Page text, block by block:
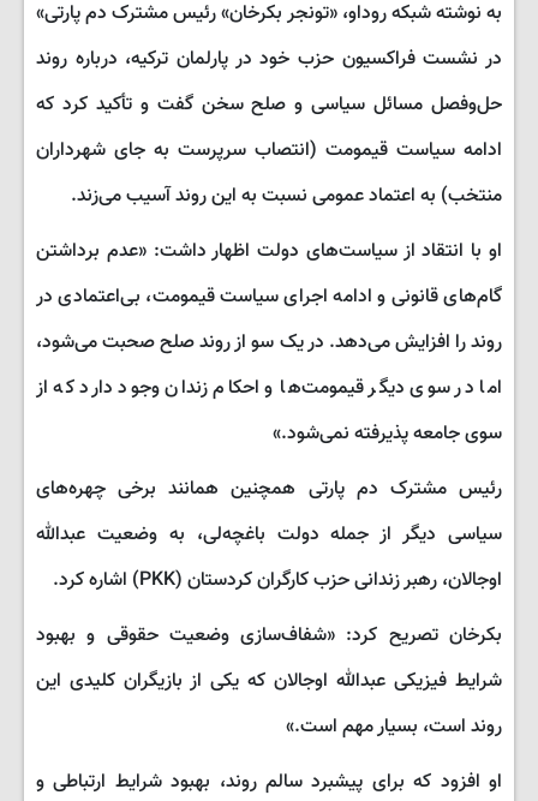
به نوشته شبکه روداو، «تونجر بکرخان» رئیس مشترک دم پارتی»
در نشست فراکسیون حزب خود در پارلمان ترکیه، درباره روند
حل‌وفصل مسائل سیاسی و صلح سخن گفت و تأکید کرد که
ادامه سیاست قیمومت (انتصاب سرپرست به جای شهرداران
منتخب) به اعتماد عمومی نسبت به این روند آسیب می‌زند.
او با انتقاد از سیاست‌های دولت اظهار داشت: «عدم برداشتن
گام‌های قانونی و ادامه اجرای سیاست قیمومت، بی‌اعتمادی در
روند را افزایش می‌دهد. در یک سو از روند صلح صحبت می‌شود،
اما در سوی دیگر قیمومت‌ها و احکام زندان وجود دارد که از
سوی جامعه پذیرفته نمی‌شود.»
رئیس مشترک دم پارتی همچنین همانند برخی چهره‌های
سیاسی دیگر از جمله دولت باغچه‌لی، به وضعیت عبدالله
اوجالان، رهبر زندانی حزب کارگران کردستان (PKK) اشاره کرد.
بکرخان تصریح کرد: «شفاف‌سازی وضعیت حقوقی و بهبود
شرایط فیزیکی عبدالله اوجالان که یکی از بازیگران کلیدی این
روند است، بسیار مهم است.»
او افزود که برای پیشبرد سالم روند، بهبود شرایط ارتباطی و